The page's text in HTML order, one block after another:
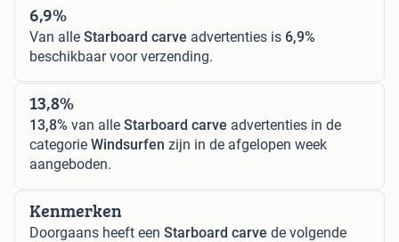
6,9%
Van alle Starboard carve advertenties is 6,9%
beschikbaar voor verzending.
13,8%
13,8% van alle Starboard carve advertenties in de
categorie Windsurfen zijn in de afgelopen week
aangeboden.
Kenmerken
Doorgaans heeft een Starboard carve de volgende